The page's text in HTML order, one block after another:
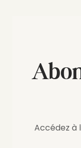
Accédez à